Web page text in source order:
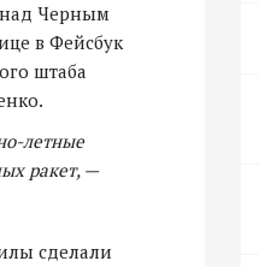
Черным
в Фейсбук
штаба
летные
ракет, —
сделали